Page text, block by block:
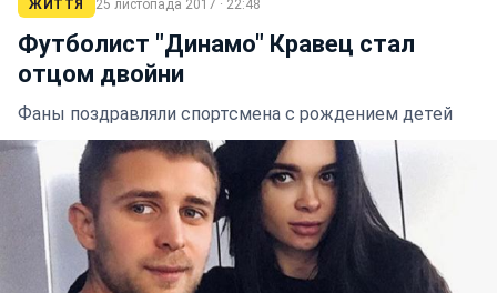
ЖИТТЯ 25 листопада 2017 · 22:48
Футболист "Динамо" Кравец стал
отцом двойни
Фаны поздравляли спортсмена с рождением детей